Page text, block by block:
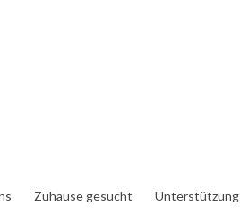
Zuhause gesucht Unterstützung